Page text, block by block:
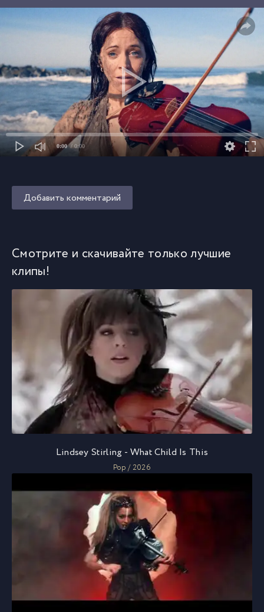
0:00 / 0:00
Добавить комментарий
Смотрите и скачивайте только лучшие
клипы!
Lindsey Stirling - What Child Is This
Pop / 2026